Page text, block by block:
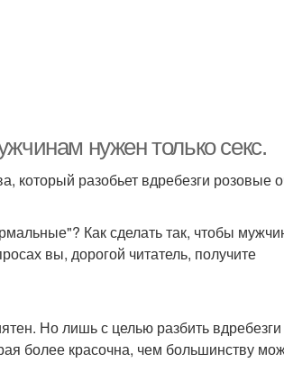
нужен только секс.
разобьет вдребезги розовые
Как сделать так, чтобы
вы, дорогой читатель, получите
Но лишь с целью разбить
более красочна, чем большинству